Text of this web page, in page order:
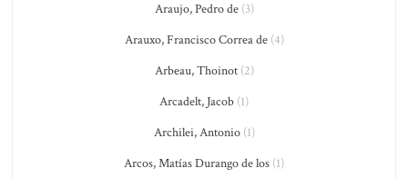
Araujo, Pedro de(3)
Arauxo, Francisco Correa de(4)
Arbeau, Thoinot(2)
Arcadelt, Jacob (1)
Archilei, Antonio(1)
Arcos, Matías Durango de los (1)